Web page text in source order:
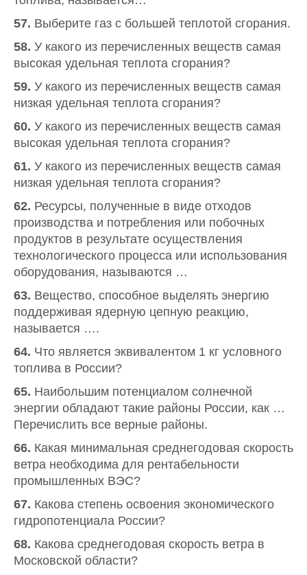
57. Выберите газ с большей теплотой сгорания.
58. У какого из перечисленных веществ самая
высокая удельная теплота сгорания?
59. У какого из перечисленных веществ самая
низкая удельная теплота сгорания?
60. У какого из перечисленных веществ самая
высокая удельная теплота сгорания?
61. У какого из перечисленных веществ самая
низкая удельная теплота сгорания?
62. Ресурсы, полученные в виде отходов
производства и потребления или побочных
продуктов в результате осуществления
технологического процесса или использования
оборудования, называются …
63. Вещество, способное выделять энергию
поддерживая ядерную цепную реакцию,
называется ….
64. Что является эквивалентом 1 кг условного
топлива в России?
65. Наибольшим потенциалом солнечной
энергии обладают такие районы России, как …
Перечислить все верные районы.
66. Какая минимальная среднегодовая скорость
ветра необходима для рентабельности
промышленных ВЭС?
67. Какова степень освоения экономического
гидропотенциала России?
68. Какова среднегодовая скорость ветра в
Московской области?